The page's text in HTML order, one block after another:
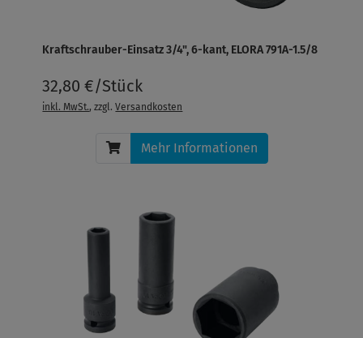
Kraftschrauber-Einsatz 3/4", 6-kant, ELORA 791A-1.5/8
32,80 €/Stück
inkl. MwSt., zzgl.Versandkosten
Mehr Informationen